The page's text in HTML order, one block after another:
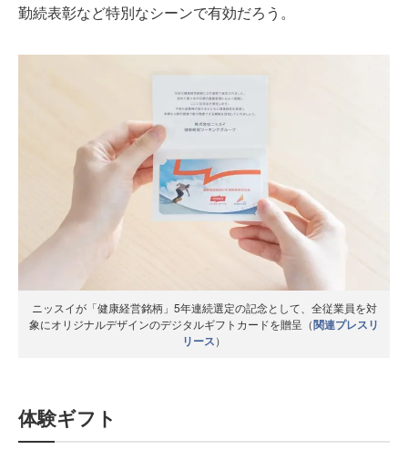
勤続表彰など特別なシーンで有効だろう。
ニッスイが「健康経営銘柄」5年連続選定の記念として、全従業員を対
象にオリジナルデザインのデジタルギフトカードを贈呈（関連プレスリ
リース）
体験ギフト